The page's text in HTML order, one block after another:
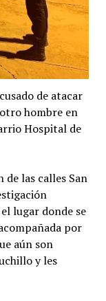
de atacar
hombre en
Hospital de
las calles San
lugar donde se
por
aún son
y les